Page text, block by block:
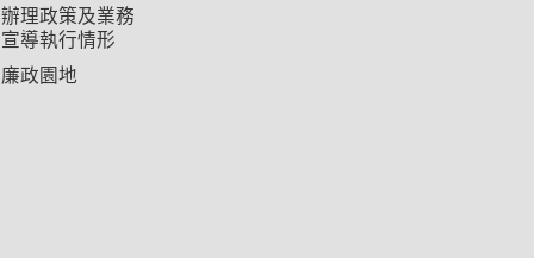
辦理政策及業務
宣導執行情形
廉政園地